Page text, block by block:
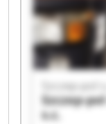
Szczep-pol
Szczep-
s.c.